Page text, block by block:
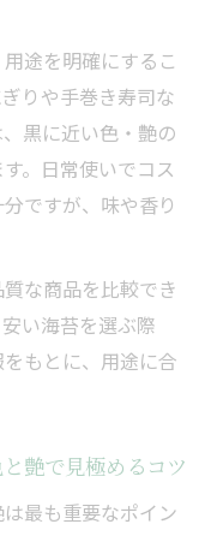
途を明確にするこ
りや手巻き寿司な
黒に近い色・艶の
。日常使いでコス
ですが、味や香り
な商品を比較でき
い海苔を選ぶ際
もとに、用途に合
艶で見極めるコツ
最も重要なポイン